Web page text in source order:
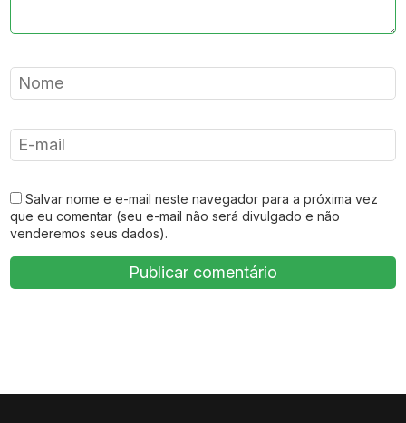
Salvar nome e e-mail neste navegador para a próxima vez
que eu comentar (seu e-mail não será divulgado e não
venderemos seus dados).